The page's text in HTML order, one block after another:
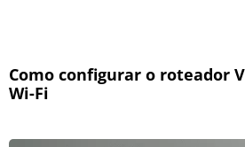
Como configurar o roteador
Wi-Fi